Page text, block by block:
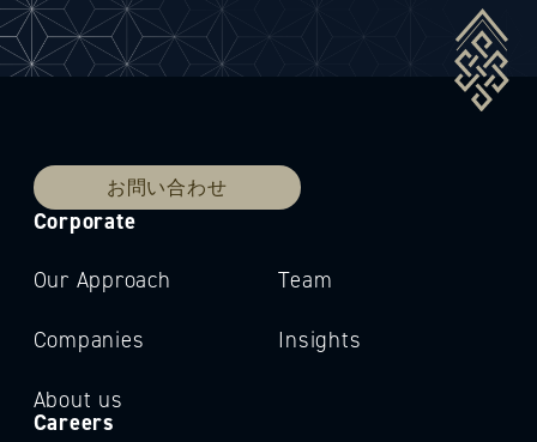
お問い合わせ
Corporate
Our Approach
Companies
About us
Team
Insights
Careers